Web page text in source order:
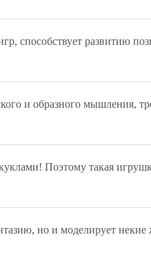
способствует развитию
и образного мышления,
Поэтому такая
но и моделирует